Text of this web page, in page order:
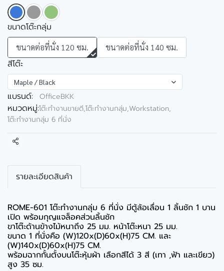
ขนาดโต๊ะกลุ่ม
ขนาดต่อที่นั่ง 120 ซม. ขนาดต่อที่นั่ง 140 ซม.
สีโต๊ะ
Maple / Black
แบรนด์: OfficeBKK
หมวดหมู่:โต๊ะทำงานขายดี,โต๊ะทำงานกลุ่ม,Workstation,
โต๊ะทำงานกลุ่ม 6 ที่นั่ง
แชร์
รายละเอียดสินค้า
ROME-601 โต๊ะทำงานกลุ่ม 6 ที่นั่ง มีตู้ล้อเลื่อน 1 ลิ้นชัก 1 บาน
เปิด พร้อมกุญแจล็อคส่วนลิ้นชัก
ขาโต๊ะด้านข้างไม้หนาถึง 25 มม. หน้าโต๊ะหนา 25 มม.
ขนาด 1 ที่นั่งคือ (W)120x(D)60x(H)75 CM. และ
(W)140x(D)60x(H)75 CM.
พร้อมฉากกั้นตั้งบนโต๊ะหุ้มผ้า เลือกสีได้ 3 สี (เทา ,ฟ้า และเขียว)
สูง 35 ซม.